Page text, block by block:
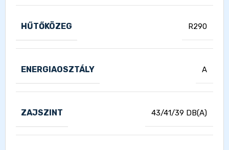
HŰTŐKÖZEG R290
ENERGIAOSZTÁLY A
ZAJSZINT 43/41/39 DB(A)